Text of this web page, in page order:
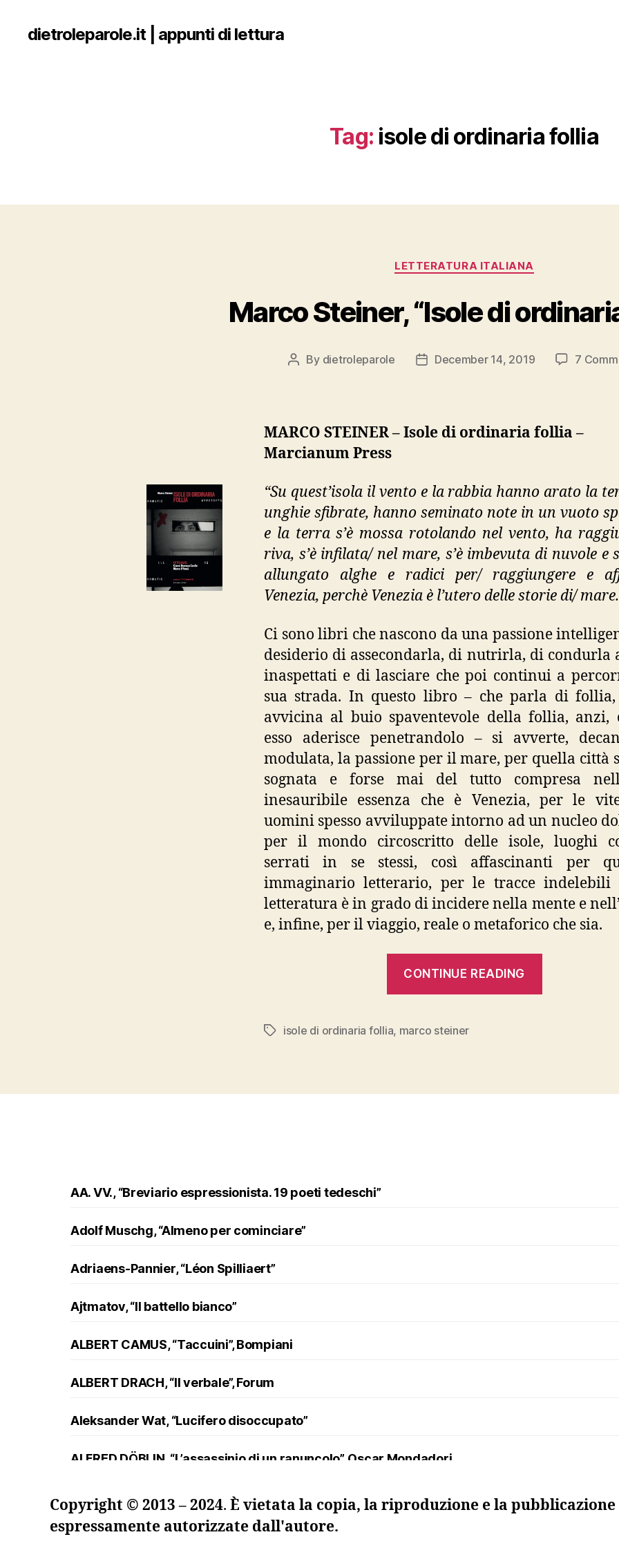
dietroleparole.it | appunti di lettura
Tag: isole di ordinaria follia
Categories
LETTERATURA ITALIANA
Marco Steiner, “Isole di
Post
By dietroleparole
PostDecember 14, 2019 7
MARCO STEINER – Isole di ordinaria follia –
Marcianum Press
“Su quest’isola il vento e la rabbia hanno arato la
unghie sfibrate, hanno seminato note in un vuoto
e la terra s’è mossa rotolando nel vento, ha
riva, s’è infilata/ nel mare, s’è imbevuta di nuvole e
allungato alghe e radici per/ raggiungere e
Venezia, perchè Venezia è l’utero delle storie di/
Ci sono libri che nascono da una passione
desiderio di assecondarla, di nutrirla, di condurla
inaspettati e di lasciare che poi continui a
sua strada. In questo libro – che parla di
avvicina al buio spaventevole della follia, anzi,
esso aderisce penetrandolo – si avverte,
modulata, la passione per il mare, per quella città
sognata e forse mai del tutto compresa
inesauribile essenza che è Venezia, per le
uomini spesso avviluppate intorno ad un nucleo
per il mondo circoscritto delle isole, luoghi
serrati in se stessi, così affascinanti per
immaginario letterario, per le tracce indelebili
letteratura è in grado di incidere nella mente e
e, infine, per il viaggio, reale o metaforico che sia.
CONTINUE READING
Tagsisole di ordinaria follia, marco steiner
AA. VV., “Breviario espressionista. 19 poeti tedeschi”
Adolf Muschg, “Almeno per cominciare”
Adriaens-Pannier, “Léon Spilliaert”
Ajtmatov, “Il battello bianco”
ALBERT CAMUS, “Taccuini”, Bompiani
ALBERT DRACH, “Il verbale”, Forum
Aleksander Wat, “Lucifero disoccupato”
ALFRED DÖBLIN, “L’assassinio di un ranuncolo”, Oscar Mondadori
Andreev, “Lazzaro e altre novelle”
ANDRZEJ KUŚNIEWICZ, “Lezione di lingua morta”, Sellerio
Copyright © 2013 – 2024. È vietata la copia, la riproduzione e la
espressamente autorizzate dall'autore.